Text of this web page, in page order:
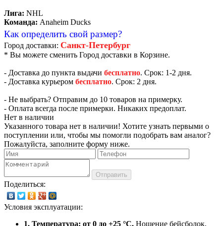
Лига: NHL
Команда: Anaheim Ducks
Как определить свой размер?
Город доставки: Санкт-Петербург
* Вы можете сменить Город доставки в Корзине.
- Доставка до пункта выдачи бесплатно. Срок: 1-2 дня.
- Доставка курьером бесплатно. Срок: 2 дня.
- Не выбрать? Отправим до 10 товаров на примерку.
- Оплата всегда после примерки. Никаких предоплат.
Нет в наличии
Указанного товара нет в наличии! Хотите узнать первыми о
поступлении или, чтобы мы помогли подобрать вам аналог?
Пожалуйста, заполните форму ниже.
Отправить
Поделиться:
Условия эксплуатации:
1. Температура: от 0 до +25 °C. Ношение бейсболок,